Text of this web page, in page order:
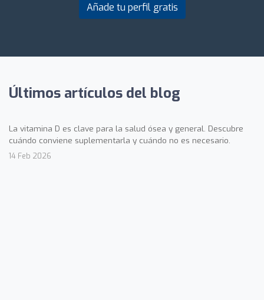
Añade tu perfil gratis
Últimos artículos del blog
La vitamina D es clave para la salud ósea y general. Descubre
cuándo conviene suplementarla y cuándo no es necesario.
14 Feb 2026